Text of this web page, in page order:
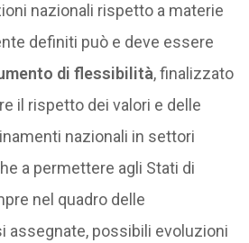
nazionali rispetto a materie
definiti può e deve essere
di flessibilità, finalizzato
il rispetto dei valori e delle
nazionali in settori
a permettere agli Stati di
nel quadro delle
assegnate, possibili evoluzioni